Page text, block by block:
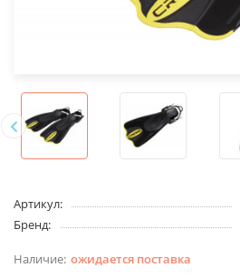
Артикул:
Бренд:
ожидается поставка